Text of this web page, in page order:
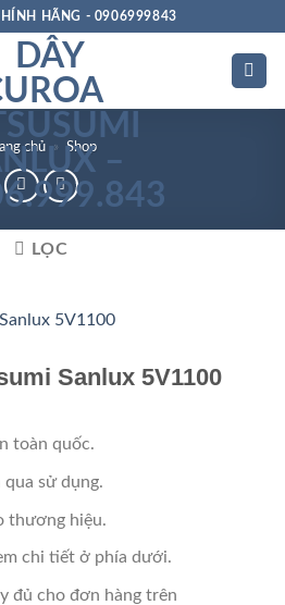
HÃNG - 0906999843
chủ » Shop
LỌC
Sanlux 5V1100
toàn quốc.
qua sử dụng.
thương hiệu.
chi tiết ở phía dưới.
đủ cho đơn hàng trên